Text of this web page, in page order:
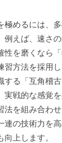
めるには、
例えば、速さ
性を磨くなら
習方法を採用
する「互角稽
実戦的な感覚
法を組み合わ
連の技術力を
上します。